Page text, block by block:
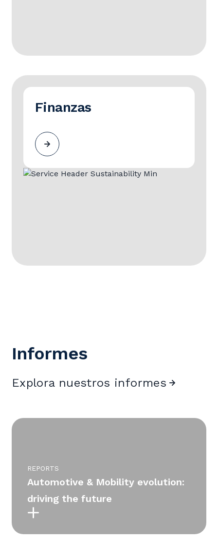
Finanzas
Informes
Explora nuestros informes
REPORTS
Automotive & Mobility evolution:
driving the future